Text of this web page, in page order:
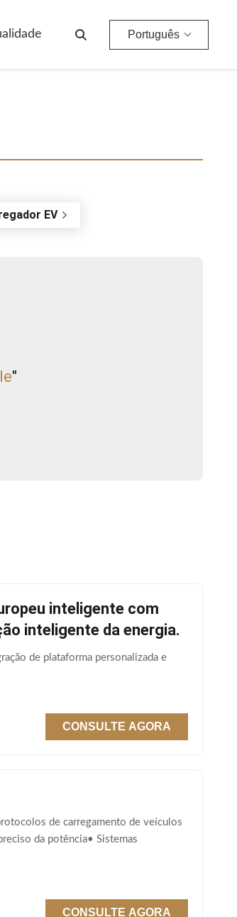
Português
EV
"
inteligente com
inteligente da energia.
de plataforma personalizada e
CONSULTE AGORA
de carregamento de veículos
da potência• Sistemas
CONSULTE AGORA